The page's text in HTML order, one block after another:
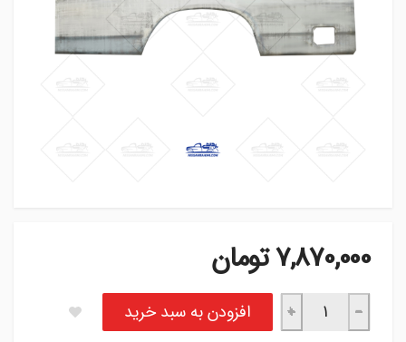
7,870,000تومان
پوسته گلگیر عقب آهن 3 خط نیسان - راست عدد
−
+ افزودن به سبد خرید